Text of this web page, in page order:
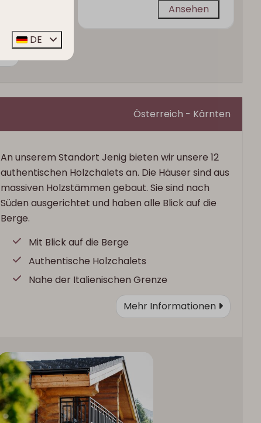
Ansehen
Österreich - Kärnten
An unserem Standort Jenig bieten wir unsere 12
authentischen Holzchalets an. Die Häuser sind aus
massiven Holzstämmen gebaut. Sie sind nach
Süden ausgerichtet und haben alle Blick auf die
Berge.
Mit Blick auf die Berge
Authentische Holzchalets
Nahe der Italienischen Grenze
Mehr Informationen
DE